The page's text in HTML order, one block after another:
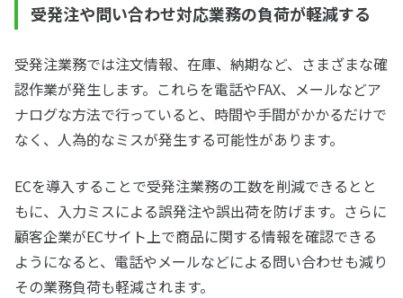
受発注や問い合わせ対応業務の負荷が軽減する
受発注業務では注文情報、在庫、納期など、さまざまな確
認作業が発生します。これらを電話やFAX、メールなどア
ナログな方法で行っていると、時間や手間がかかるだけで
なく、人為的なミスが発生する可能性があります。
ECを導入することで受発注業務の工数を削減できるとと
もに、入力ミスによる誤発注や誤出荷を防げます。さらに
顧客企業がECサイト上で商品に関する情報を確認できる
ようになると、電話やメールなどによる問い合わせも減り
その業務負荷も軽減されます。